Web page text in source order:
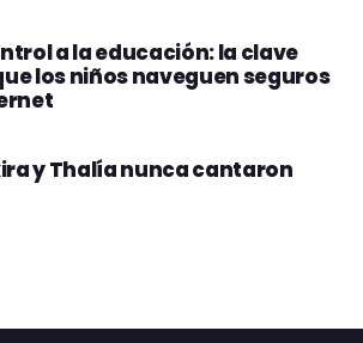
a la educación: la clave
los niños naveguen seguros
y Thalía nunca cantaron